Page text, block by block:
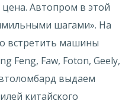
Автопром в этой
шагами». На
встретить машины
Feng, Faw, Foton, Geely,
выдаем
китайского